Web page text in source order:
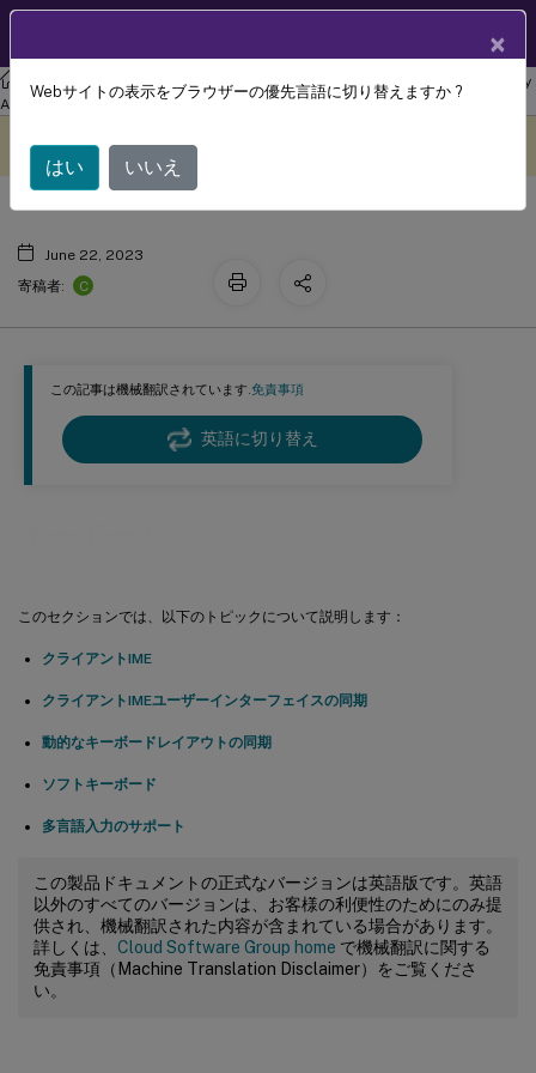
リナックス バーチャル デリバリー エージェント
Linux Virtual Delivery
Agent 2303
この記事は機械翻訳されています.免責事項
英語に切り替え
このセクションでは、以下のトピックについて説明します：
クライアントIME
クライアントIMEユーザーインターフェイスの同期
動的なキーボードレイアウトの同期
ソフトキーボード
多言語入力のサポート
この製品ドキュメントの正式なバージョンは英語版です。英語
以外のすべてのバージョンは、お客様の利便性のためにのみ提
供され、機械翻訳された内容が含まれている場合があります。
詳しくは、 Cloud Software Group home で機械翻訳に関する
免責事項（Machine Translation Disclaimer）をご覧くださ
い。
翻訳されています。
キーボード
June 22, 2023
寄稿者:
C
×
Webサイトの表示をブラウザーの優先言語に切り替えますか ?
はい いいえ